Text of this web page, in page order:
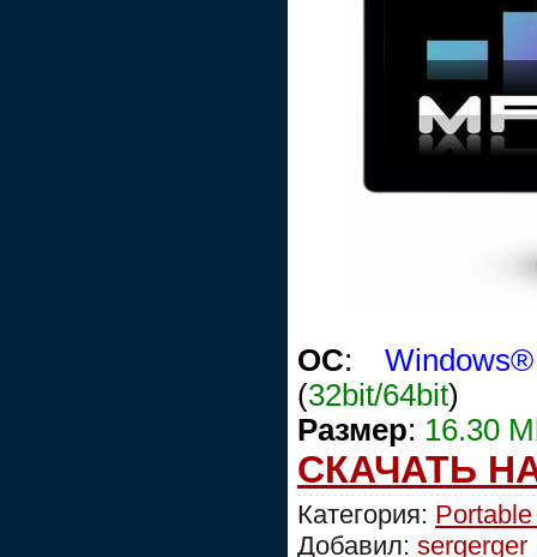
ОС:
(32bit/64bit)
Размер: 16.30
СКАЧАТЬ
Категория:
Добавил: sergerger